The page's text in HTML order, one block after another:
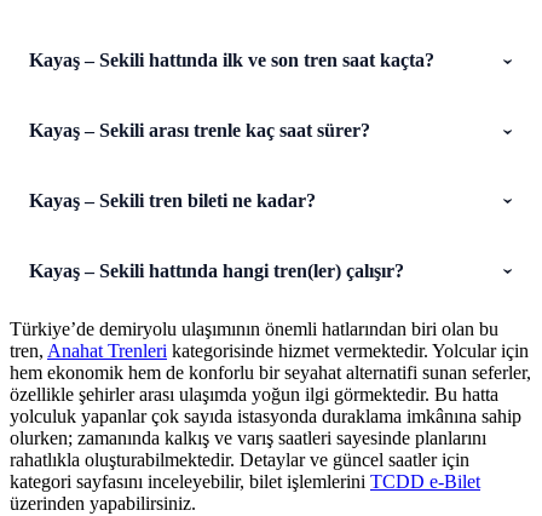
Kayaş – Sekili hattında ilk ve son tren saat kaçta?
Kayaş – Sekili arası trenle kaç saat sürer?
Kayaş – Sekili tren bileti ne kadar?
Kayaş – Sekili hattında hangi tren(ler) çalışır?
Türkiye’de demiryolu ulaşımının önemli hatlarından biri olan bu
tren, Anahat Trenleri kategorisinde hizmet vermektedir. Yolcular için
hem ekonomik hem de konforlu bir seyahat alternatifi sunan seferler,
özellikle şehirler arası ulaşımda yoğun ilgi görmektedir. Bu hatta
yolculuk yapanlar çok sayıda istasyonda duraklama imkânına sahip
olurken; zamanında kalkış ve varış saatleri sayesinde planlarını
rahatlıkla oluşturabilmektedir. Detaylar ve güncel saatler için
kategori sayfasını inceleyebilir, bilet işlemlerini TCDD e-Bilet
üzerinden yapabilirsiniz.